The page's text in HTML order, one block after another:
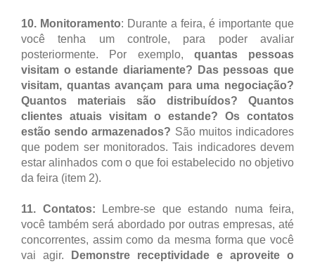
10. Monitoramento: Durante a feira, é importante que
você tenha um controle, para poder avaliar
posteriormente. Por exemplo, quantas pessoas
visitam o estande diariamente? Das pessoas que
visitam, quantas avançam para uma negociação?
Quantos materiais são distribuídos? Quantos
clientes atuais visitam o estande? Os contatos
estão sendo armazenados? São muitos indicadores
que podem ser monitorados. Tais indicadores devem
estar alinhados com o que foi estabelecido no objetivo
da feira (item 2).
11. Contatos: Lembre-se que estando numa feira,
você também será abordado por outras empresas, até
concorrentes, assim como da mesma forma que você
vai agir.
Demonstre receptividade e aproveite o